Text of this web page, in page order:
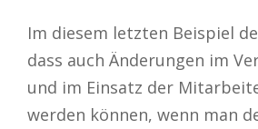
Im diesem letzten Beispiel
dass auch Änderungen im
und im Einsatz der
werden können, wenn man